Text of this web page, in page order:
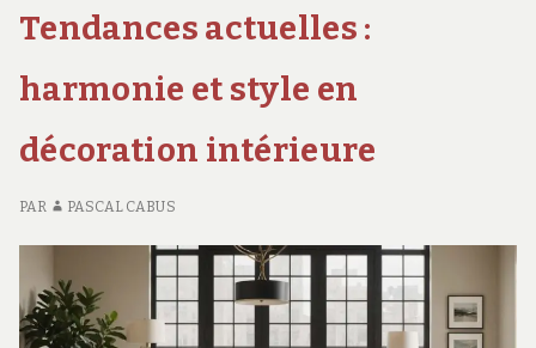
d
r
n
.
o
r
Tendances actuelles :
harmonie et style en
décoration intérieure
PAR PASCAL CABUS